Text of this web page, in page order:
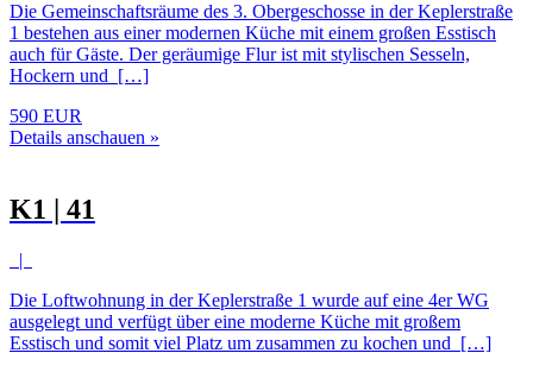
Die Gemeinschaftsräume des 3. Obergeschosse in der Keplerstraße
1 bestehen aus einer modernen Küche mit einem großen Esstisch
auch für Gäste. Der geräumige Flur ist mit stylischen Sesseln,
Hockern und […]
590 EUR
Details anschauen »
K1 | 41
|
Die Loftwohnung in der Keplerstraße 1 wurde auf eine 4er WG
ausgelegt und verfügt über eine moderne Küche mit großem
Esstisch und somit viel Platz um zusammen zu kochen und […]